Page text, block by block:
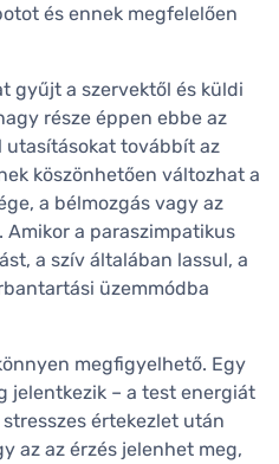
és ennek megfelelően
gyűjt a szervektől és küldi
része éppen ebbe az
utasításokat továbbít az
köszönhetően változhat a
a bélmozgás vagy az
a paraszimpatikus
a szív általában lassul, a
üzemmódba
megfigyelhető. Egy
jelentkezik – a test energiát
stresszes értekezlet után
az az érzés jelenhet meg,